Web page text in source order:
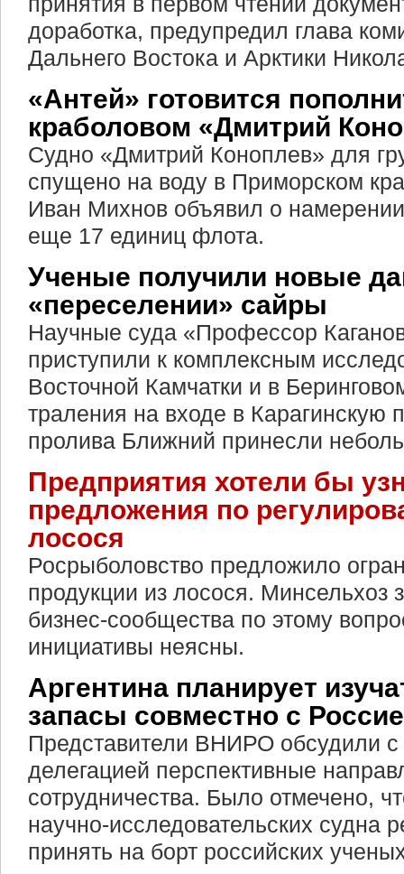
доработка, предупредил глава
Дальнего Востока и Арктики
«Антей» готовится
краболовом «Дмитрий
Судно «Дмитрий Коноплев» для
спущено на воду в Приморском
Иван Михнов объявил о намерении
еще 17 единиц флота.
Ученые получили новые
«переселении» сайры
Научные суда «Профессор
приступили к комплексным
Восточной Камчатки и в
траления на входе в Карагинскую
пролива Ближний принесли
Предприятия хотели бы
предложения по
лосося
Росрыболовство предложило
продукции из лосося. Минсельхоз
бизнес-сообщества по этому
инициативы неясны.
Аргентина планирует
запасы совместно с
Представители ВНИРО обсудили с
делегацией перспективные
сотрудничества. Было отмечено,
научно-исследовательских судна
принять на борт российских